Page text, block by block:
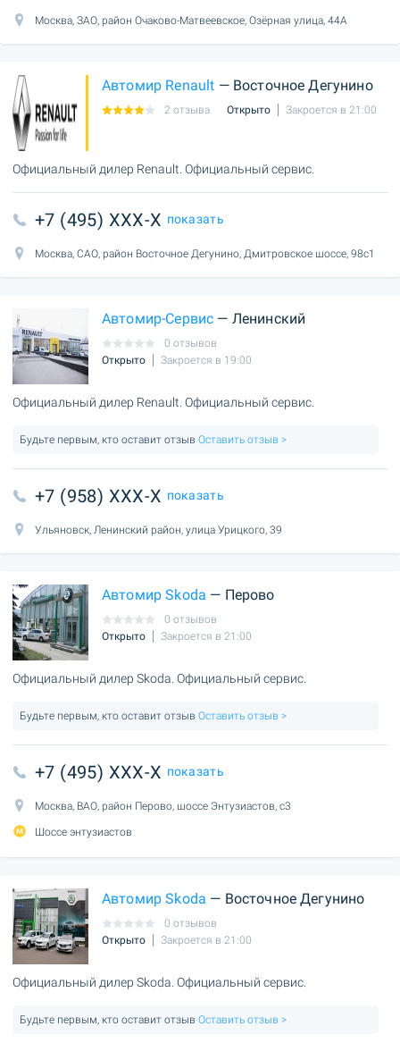
Москва, ЗАО, район Очаково-Матвеевское, Озёрная улица, 44А
Автомир Renault — Восточное Дегунино
2 отзыва Открыто Закроется в 21:00
Официальный дилер Renault. Официальный сервис.
+7 (495) XXX-X показать
Москва, САО, район Восточное Дегунино, Дмитровское шоссе, 98с1
Автомир-Сервис — Ленинский
0 отзывов
Открыто
Закроется в 19:00
Официальный дилер Renault. Официальный сервис.
Будьте первым, кто оставит отзыв Оставить отзыв >
+7 (958) XXX-X показать
Ульяновск, Ленинский район, улица Урицкого, 39
Автомир Skoda — Перово
0 отзывов
Открыто
Закроется в 21:00
Официальный дилер Skoda. Официальный сервис.
Будьте первым, кто оставит отзыв Оставить отзыв >
+7 (495) XXX-X показать
Москва, ВАО, район Перово, шоссе Энтузиастов, с3
Шоссе энтузиастов
Автомир Skoda — Восточное Дегунино
0 отзывов
Открыто
Закроется в 21:00
Официальный дилер Skoda. Официальный сервис.
Будьте первым, кто оставит отзыв Оставить отзыв >